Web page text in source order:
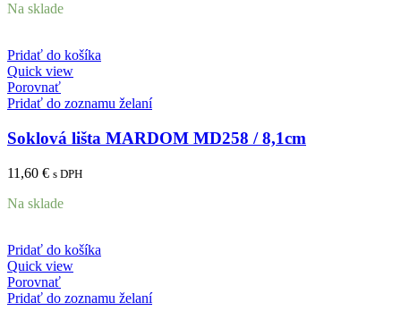
Na sklade
Pridať do košíka
Quick view
Porovnať
Pridať do zoznamu želaní
Soklová lišta MARDOM MD258 / 8,1cm
11,60 € s DPH
Na sklade
Pridať do košíka
Quick view
Porovnať
Pridať do zoznamu želaní